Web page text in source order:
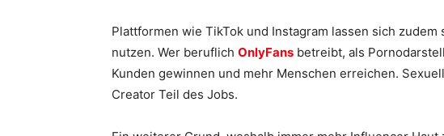
Plattformen wie TikTok und Instagram lassen sich zudem
nutzen. Wer beruflich OnlyFans betreibt, als
Kunden gewinnen und mehr Menschen erreichen.
Creator Teil des Jobs.